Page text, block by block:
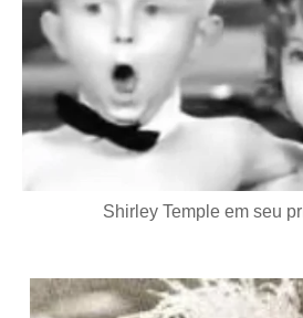
Shirley Temple em seu